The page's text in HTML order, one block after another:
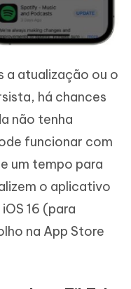
a atualização ou o
há chances
não tenha
funcionar com
um tempo para
o aplicativo
16 (para
na App Store